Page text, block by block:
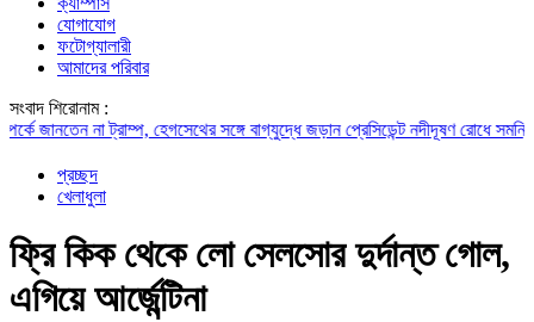
যোগাযোগ
ফটোগ্যালারী
আমাদের পরিবার
সংবাদ শিরোনাম :
না ট্রাম্প, হেগসেথের সঙ্গে বাগ্‌যুদ্ধে জড়ান প্রেসিডেন্টনদীদূষণ রোধে সমন্বিত
প্রচ্ছদ
খেলাধুলা
ফ্রি কিক থেকে লো সেলসোর দুর্দান্ত গোল,
এগিয়ে আর্জেন্টিনা